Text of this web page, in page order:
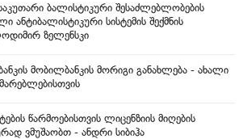
ბალისტიკური შესაძლებლობების
ანტიბალისტიკური სისტემის შექმნის
ზელენსკი
მობილბანკის მორიგი განახლება - ახალი
წარმოებისთვის ლიცენზიის მიღების
ვმუშაობთ - ანდრი სიბიჰა